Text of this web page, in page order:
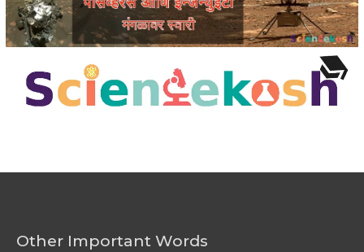
Other Important Words